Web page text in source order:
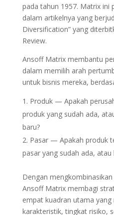
pada tahun 1957. Matrix ini
dalam artikelnya yang
Diversification” yang
Review.
Ansoff Matrix membantu
dalam memilih arah
untuk bisnis mereka,
Produk — Apakah
produk yang sudah ada,
baru?
Pasar — Apakah produk
pasar yang sudah ada, atau
Dengan
Ansoff Matrix membagi
empat kuadran utama
karakteristik, tingkat risiko,